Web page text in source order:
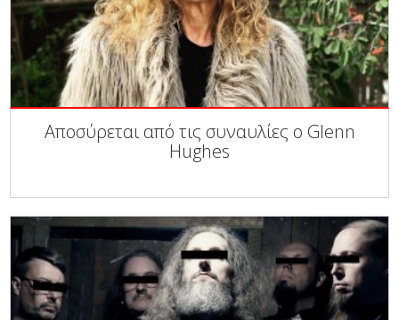
Αποσύρεται από τις συναυλίες ο Glenn
Hughes